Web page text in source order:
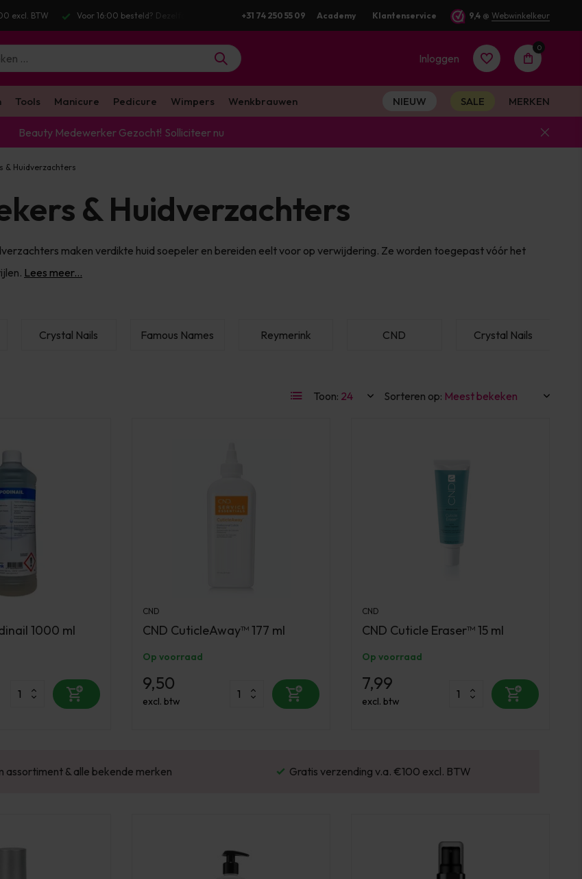
excl. BTW Voor 16:00 besteld? Dezelfde werkdag verstuurd+31 74 250 55 09 Academy Klantenservice 9,4 @ Webwinkelkeur
Inloggen
aanmaken
0
Tools Manicure Pedicure Wimpers Wenkbrauwen NIEUW SALE MERKEN
Beauty Medewerker Gezocht! Solliciteer nu
& Huidverzachters
& Huidverzachters
maken verdikte huid soepeler en bereiden eelt voor op verwijdering. Ze worden toegepast vóór het
Lees meer...
Crystal Nails Famous Names Reymerink CND Crystal Nails
Toon: Sorteren op:
1000 ml
CND
CND CuticleAway™ 177 ml
Op voorraad
9,50
excl. btw
CND
CND Cuticle Eraser™ 15 ml
Op voorraad
7,99
excl. btw
assortiment & alle bekende merken Gratis verzending v.a. €100 excl. BTW